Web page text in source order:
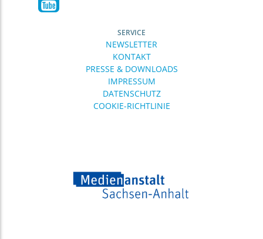
SERVICE
NEWSLETTER
KONTAKT
PRESSE & DOWNLOADS
IMPRESSUM
DATENSCHUTZ
COOKIE-RICHTLINIE